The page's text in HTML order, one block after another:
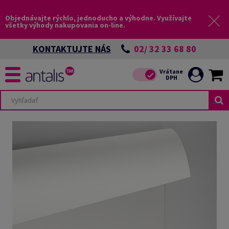
Objednávajte rýchlo, jednoducho a výhodne. Využívajte
všetky výhody nakupovania on-line.
KONTAKTUJTE NÁS 02/ 32 33 68 80